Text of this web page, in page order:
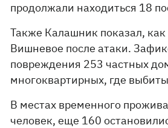
продолжали находиться 18
Также Калашник показал,
Вишневое после атаки.
повреждения 253 частных
многоквартирных, где
В местах временного
человек, еще 160